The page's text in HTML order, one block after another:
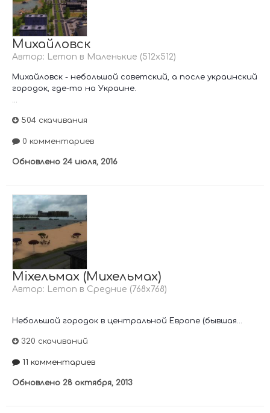
Михайловск
Автор: Lemon в Маленькие (512х512)
Михайловск - небольшой советский, а после украинский
городок, где-то на Украине.
504 скачивания
0 комментариев
Обновлено 24 июля, 2016
Міхельмах (Михельмах)
Автор: Lemon в Средние (768х768)
Небольшой городок в центральной Европе (бывшая...
320 скачиваний
11 комментариев
Обновлено 28 октября, 2013